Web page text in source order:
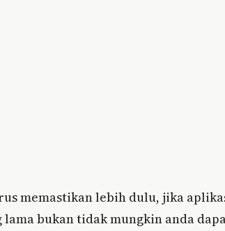
memastikan lebih dulu, jika
lama bukan tidak mungkin anda